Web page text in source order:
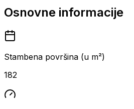
Osnovne informacije
Stambena površina (u m²)
182